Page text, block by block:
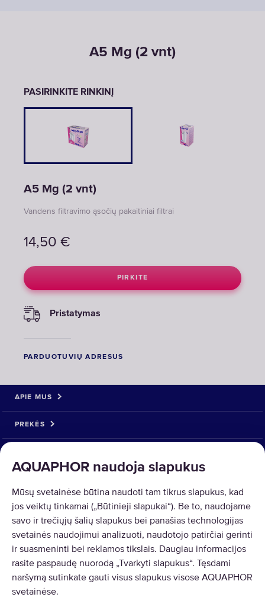
A5 Mg (2 vnt)
PASIRINKITE RINKINĮ
A5 Mg (2 vnt)
Vandens filtravimo ąsočių pakaitiniai filtrai
14,50 €
PIRKITE
Pristatymas
PARDUOTUVIŲ ADRESUS
AQUAPHOR naudoja slapukus
Mūsų svetainėse būtina naudoti tam tikrus slapukus, kad
jos veiktų tinkamai („Būtinieji slapukai“). Be to, naudojame
savo ir trečiųjų šalių slapukus bei panašias technologijas
svetainės naudojimui analizuoti, naudotojo patirčiai gerinti
ir suasmeninti bei reklamos tikslais. Daugiau informacijos
rasite paspaudę nuorodą „Tvarkyti slapukus“. Tęsdami
naršymą sutinkate gauti visus slapukus visose AQUAPHOR
svetainėse.
APIE MUS
PREKĖS
Copyright © 2026 AQUAPHOR.
AQUAPHOR International OÜ Tel: +370 606 84763 Email: